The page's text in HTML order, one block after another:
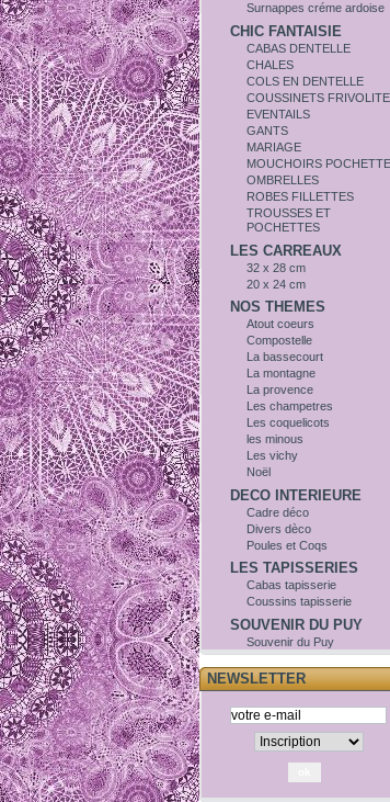
Surnappes créme ardoise
CHIC FANTAISIE
CABAS DENTELLE
CHALES
COLS EN DENTELLE
COUSSINETS FRIVOLITE
EVENTAILS
GANTS
MARIAGE
MOUCHOIRS
OMBRELLES
ROBES FILLETTES
TROUSSES ET
POCHETTES
LES CARREAUX
32 x 28 cm
20 x 24 cm
NOS THEMES
Atout coeurs
Compostelle
La bassecourt
La montagne
La provence
Les champetres
Les coquelicots
les minous
Les vichy
Noël
DECO INTERIEURE
Cadre déco
Divers dèco
Poules et Coqs
LES TAPISSERIES
Cabas tapisserie
Coussins tapisserie
SOUVENIR DU PUY
Souvenir du Puy
NEWSLETTER